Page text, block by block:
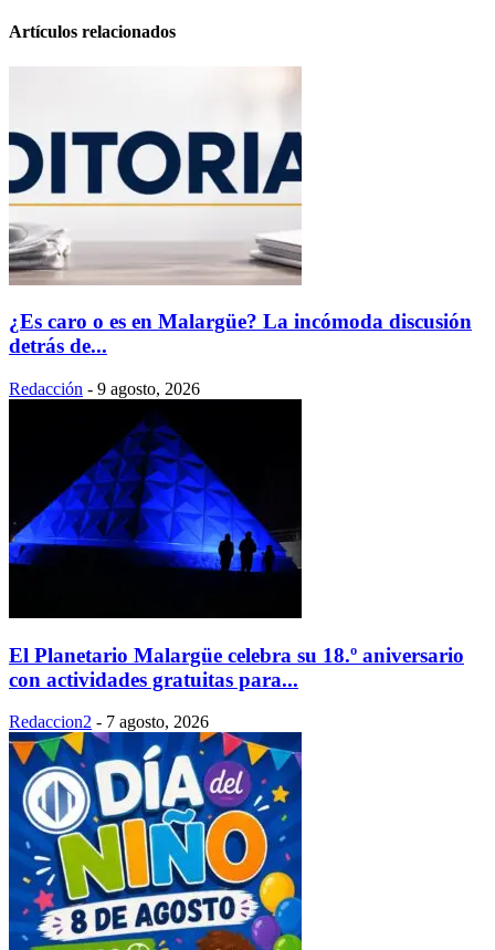
Artículos relacionados
¿Es caro o es en Malargüe? La incómoda discusión
detrás de...
Redacción - 9 agosto, 2026
El Planetario Malargüe celebra su 18.º aniversario
con actividades gratuitas para...
Redaccion2 - 7 agosto, 2026